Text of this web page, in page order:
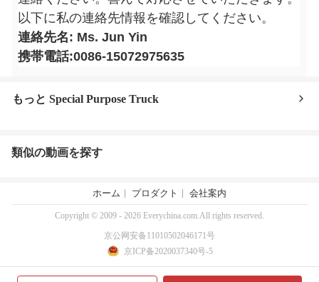
以下に私の連絡先情報を確認してください。
連絡先名: Ms. Jun Yin
携帯電話:0086-15072975635
もっと Special Purpose Truck
類似の動画を探す
ホーム プロダクト 会社案内
Copyright © 2009 - 2026 Everychina.com.All rights reserved.
京公网安备11010502046171号
京ICP备2020037340号-5